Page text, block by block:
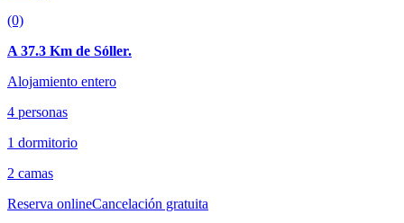
(0)
A 37.3 Km de Sóller.
Alojamiento entero
4 personas
1 dormitorio
2 camas
Reserva onlineCancelación gratuita